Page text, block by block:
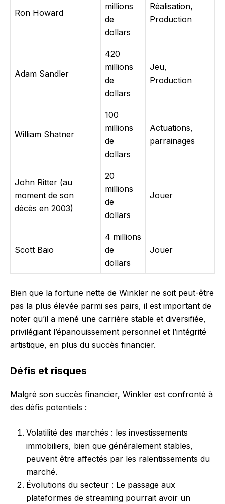
Ron Howard
millions
de
dollars
Réalisation,
Production
Adam Sandler
420
millions
de
dollars
Jeu,
Production
William Shatner
100
millions
de
dollars
Actuations,
parrainages
John Ritter (au
moment de son
décès en 2003)
20
millions
de
dollars
Jouer
Scott Baio
4 millions
de
dollars
Jouer
Bien que la fortune nette de Winkler ne soit peut-être
pas la plus élevée parmi ses pairs, il est important de
noter qu’il a mené une carrière stable et diversifiée,
privilégiant l’épanouissement personnel et l’intégrité
artistique, en plus du succès financier.
Défis et risques
Malgré son succès financier, Winkler est confronté à
des défis potentiels :
Volatilité des marchés : les investissements
immobiliers, bien que généralement stables,
peuvent être affectés par les ralentissements du
marché.
Évolutions du secteur : Le passage aux
plateformes de streaming pourrait avoir un